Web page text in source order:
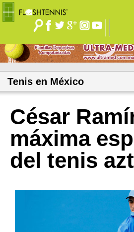
Tenis en México
César
máxima
del tenis